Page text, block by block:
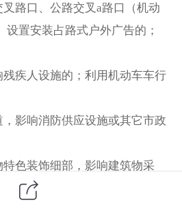
路口、公路交叉a路口（机动
设置安装占路式户外广告的；
疾人设施的；利用机动车车行
影响消防供应设施或其它市政
色装饰细部，影响建筑物采
安全的。